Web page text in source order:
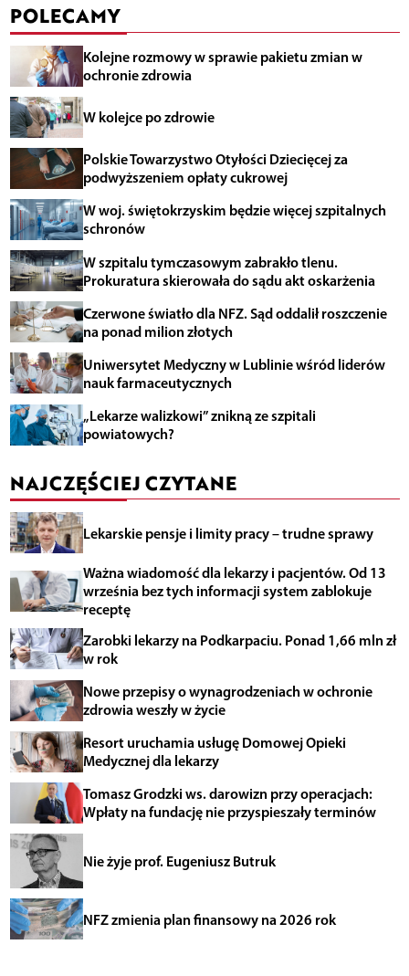
POLECAMY
Kolejne rozmowy w sprawie pakietu zmian w
ochronie zdrowia
W kolejce po zdrowie
Polskie Towarzystwo Otyłości Dziecięcej za
podwyższeniem opłaty cukrowej
W woj. świętokrzyskim będzie więcej szpitalnych
schronów
W szpitalu tymczasowym zabrakło tlenu.
Prokuratura skierowała do sądu akt oskarżenia
Czerwone światło dla NFZ. Sąd oddalił roszczenie
na ponad milion złotych
Uniwersytet Medyczny w Lublinie wśród liderów
nauk farmaceutycznych
„Lekarze walizkowi” znikną ze szpitali
powiatowych?
NAJCZĘŚCIEJ CZYTANE
Lekarskie pensje i limity pracy – trudne sprawy
Ważna wiadomość dla lekarzy i pacjentów. Od 13
września bez tych informacji system zablokuje
receptę
Zarobki lekarzy na Podkarpaciu. Ponad 1,66 mln zł
w rok
Nowe przepisy o wynagrodzeniach w ochronie
zdrowia weszły w życie
Resort uruchamia usługę Domowej Opieki
Medycznej dla lekarzy
Tomasz Grodzki ws. darowizn przy operacjach:
Wpłaty na fundację nie przyspieszały terminów
Nie żyje prof. Eugeniusz Butruk
NFZ zmienia plan finansowy na 2026 rok